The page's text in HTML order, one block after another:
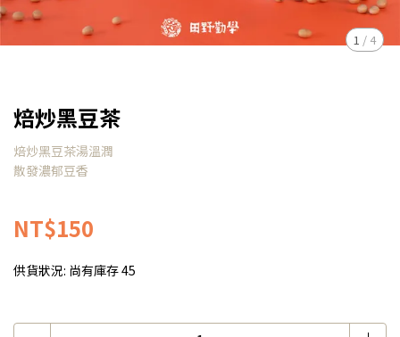
1 / 4
焙炒黑豆茶
焙炒黑豆茶湯溫潤
散發濃郁豆香
NT$150
供貨狀況: 尚有庫存 45